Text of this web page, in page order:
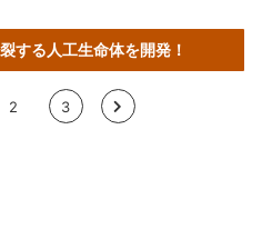
する人工生命体を開発！
2 3 >